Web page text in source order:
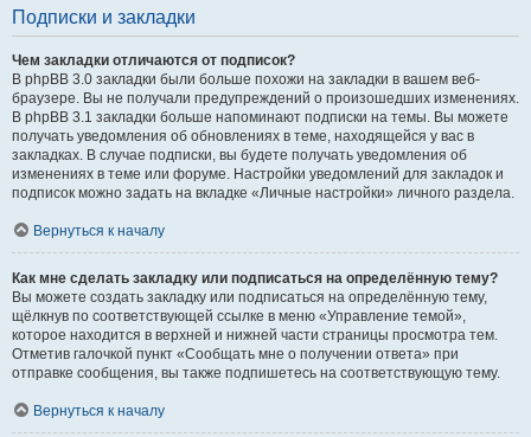
Подписки и закладки
Чем закладки отличаются от подписок?
В phpBB 3.0 закладки были больше похожи на закладки в вашем веб-
браузере. Вы не получали предупреждений о произошедших изменениях.
В phpBB 3.1 закладки больше напоминают подписки на темы. Вы можете
получать уведомления об обновлениях в теме, находящейся у вас в
закладках. В случае подписки, вы будете получать уведомления об
изменениях в теме или форуме. Настройки уведомлений для закладок и
подписок можно задать на вкладке «Личные настройки» личного раздела.
Вернуться к началу
Как мне сделать закладку или подписаться на определённую тему?
Вы можете создать закладку или подписаться на определённую тему,
щёлкнув по соответствующей ссылке в меню «Управление темой»,
которое находится в верхней и нижней части страницы просмотра тем.
Отметив галочкой пункт «Сообщать мне о получении ответа» при
отправке сообщения, вы также подпишетесь на соответствующую тему.
Вернуться к началу